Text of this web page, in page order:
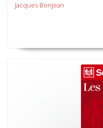
Jacques Bonjean